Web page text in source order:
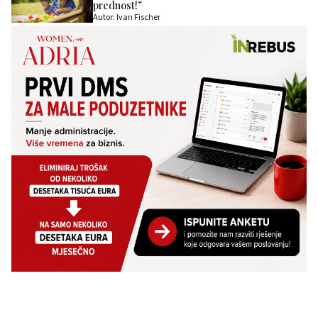
prednost!”
Autor: Ivan Fischer